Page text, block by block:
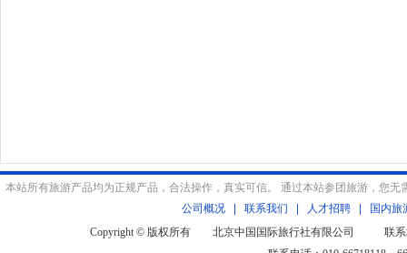
本站所有旅游产品均为正规产品，合法操作，真实可信。 通过本站参团旅游，您
公司概况
联系我们 人才招聘
国内旅
Copyright © 版权所有 北京中国国际旅行社有限公司 联系